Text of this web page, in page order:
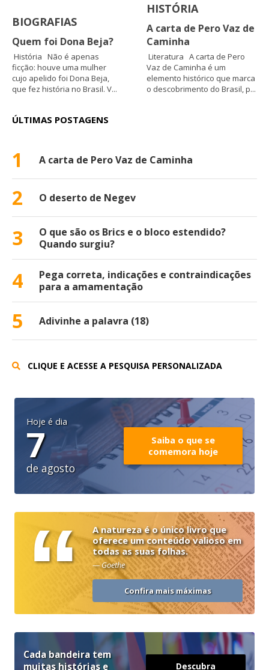
BIOGRAFIAS
Quem foi Dona Beja?
História Não é apenas
ficção: houve uma mulher
cujo apelido foi Dona Beja,
que fez história no Brasil. V...
HISTÓRIA
A carta de Pero Vaz de
Caminha
Literatura A carta de Pero
Vaz de Caminha é um
elemento histórico que marca
o descobrimento do Brasil, p...
ÚLTIMAS POSTAGENS
1 A carta de Pero Vaz de Caminha
2 O deserto de Negev
3
O que são os Brics e o bloco estendido?
Quando surgiu?
4
Pega correta, indicações e contraindicações
para a amamentação
5 Adivinhe a palavra (18)
CLIQUE E ACESSE A PESQUISA PERSONALIZADA
Hoje é dia
7
de agosto
Saiba o que se
comemora hoje
“
A natureza é o único livro que
oferece um conteúdo valioso em
todas as suas folhas.
— Goethe
Confira mais máximas
Cada bandeira tem
muitas histórias e
Descubra